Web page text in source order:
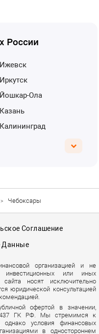
России
Ижевск
Иркутск
Йошкар-Ола
Казань
Калининград
Чебоксары
Соглашение
Данные
организацией и не
инвестиционных или иных
носят исключительно
юридической консультацией
офертой в значении,
437 ГК РФ. Мы стремимся к
однако условия финансовых
в одностороннем